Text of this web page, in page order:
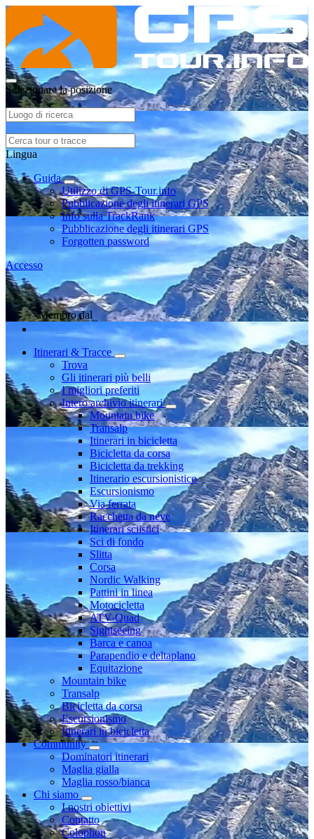
Selezionare la posizione
Lingua
Guida
Utilizzo di GPS-Tour.info
Pubblicazione degli itinerari GPS
Info sulla TrackRank
Pubblicazione degli itinerari GPS
Forgotten password
Accesso
Membro dal
Itinerari & Tracce
Trova
Gli itinerari più belli
I migliori preferiti
Intero archivio itinerari
Mountain bike
Transalp
Itinerari in bicicletta
Bicicletta da corsa
Bicicletta da trekking
Itinerario escursionistico
Escursionismo
Via ferrata
Racchetta da neve
Itinerari sciistici
Sci di fondo
Slitta
Corsa
Nordic Walking
Pattini in linea
Motocicletta
ATV-Quad
Sightseeing
Barca e canoa
Parapendio e deltaplano
Equitazione
Mountain bike
Transalp
Bicicletta da corsa
Escursionismo
Itinerari in bicicletta
Community
Dominatori itinerari
Maglia gialla
Maglia rosso/bianca
Chi siamo
I nostri obiettivi
Contatto
Colophon